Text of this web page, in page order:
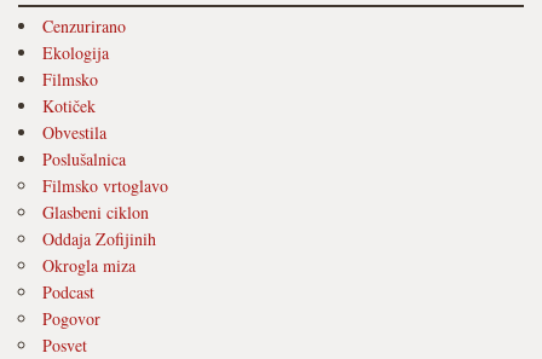
Cenzurirano
Ekologija
Filmsko
Kotiček
Obvestila
Poslušalnica
Filmsko vrtoglavo
Glasbeni ciklon
Oddaja Zofijinih
Okrogla miza
Podcast
Pogovor
Posvet